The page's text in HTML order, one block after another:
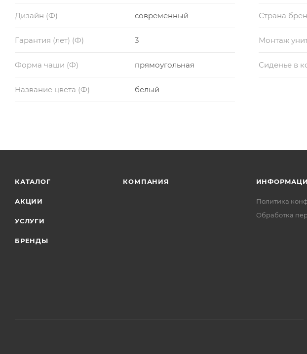
Дизайн (Ф) современный Страна
Гарантия (лет) (Ф) 3 Монтаж
Форма чаши (Ф) прямоугольная Сиденье в
Название цвета (Ф) белый
КАТАЛОГ
АКЦИИ
УСЛУГИ
БРЕНДЫ
КОМПАНИЯ
Политика
Обработка